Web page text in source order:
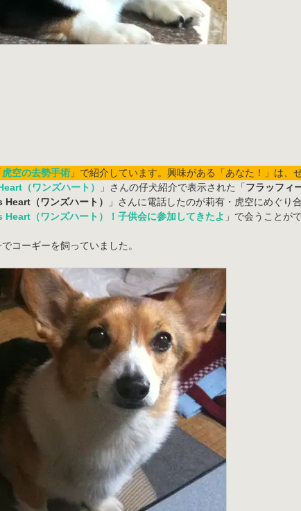
虎空の去勢手術 」で紹介しています。興味がある「あなた！」は、
（ワンズハート） 」さんの仔犬紹介で表示された「 フラッフィ
Heart（ワンズハート）
」さんに電話したのが莉有・虎空にめぐり
Heart（ワンズハート）！子供会に参加してきたよ 」で会うことが
コーギーを飼っていました。